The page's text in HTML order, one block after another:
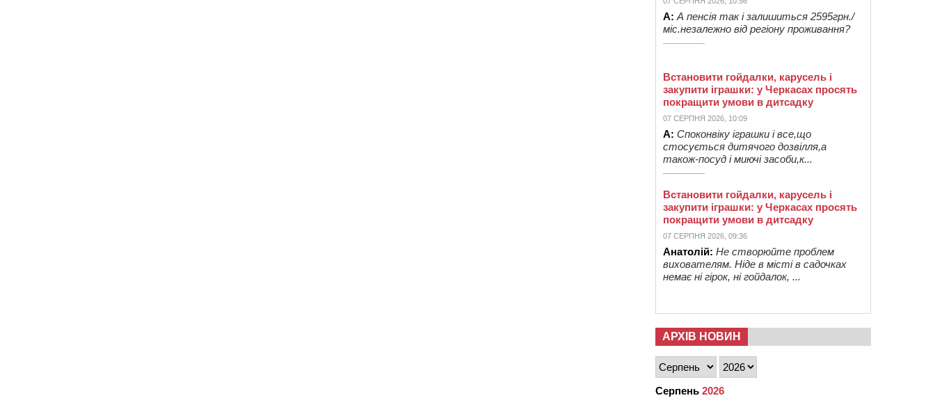
А: А пенсія так і залишиться 2595грн./
міс.незалежно від регіону проживання?
Встановити гойдалки, карусель і
закупити іграшки: у Черкасах просять
покращити умови в дитсадку
07 СЕРПНЯ 2026, 10:09
А: Споконвіку іграшки і все,що
стосується дитячого дозвілля,а
також-посуд і миючі засоби,к...
Встановити гойдалки, карусель і
закупити іграшки: у Черкасах просять
покращити умови в дитсадку
07 СЕРПНЯ 2026, 09:36
Анатолій: Не створюйте проблем
вихователям. Ніде в місті в садочках
немає ні гірок, ні гойдалок, ...
АРХІВ НОВИН
Серпень 2026